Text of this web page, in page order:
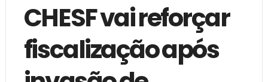
CHESF vai reforçar
fiscalização após